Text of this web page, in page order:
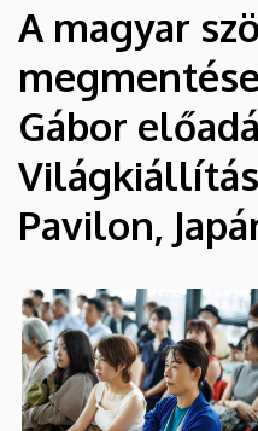
A magyar
Gábor
Pavilon,